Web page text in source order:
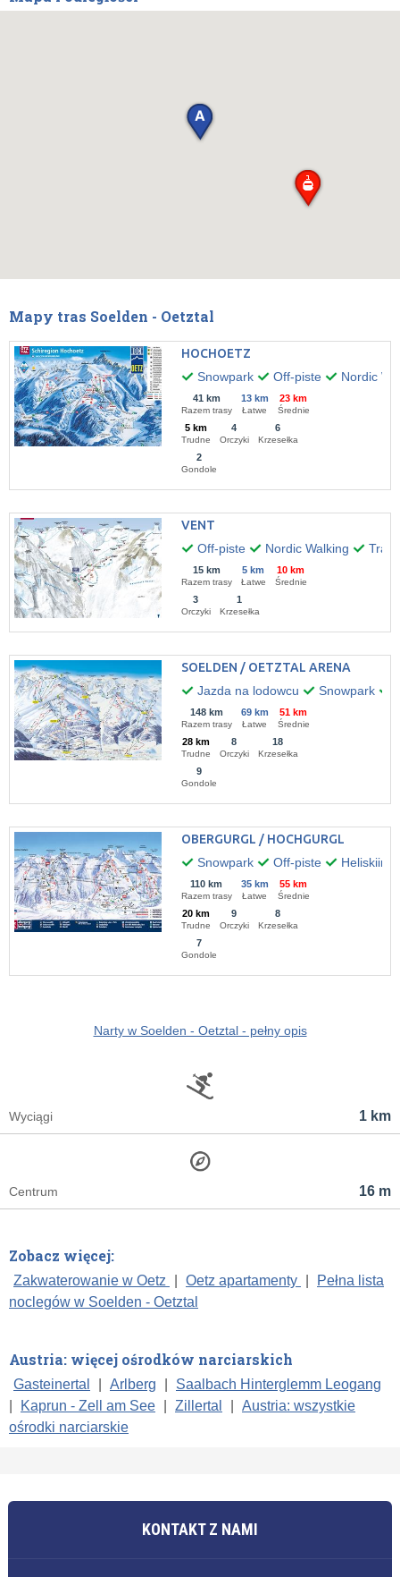
Mapy tras Soelden - Oetztal
HOCHOETZ
Snowpark
Off-piste Nordic
41 km
Razem trasy
13 km
Łatwe
23 km
Średnie
5 km
Trudne
4
Orczyki
6
Krzesełka
2
Gondole
VENT
Off-piste
Nordic Walking
15 km
Razem trasy
5 km
Łatwe
10 km
Średnie
3
Orczyki
1
Krzesełka
SOELDEN / OETZTAL ARENA
Jazda na lodowcu
Snowpark
148 km
Razem trasy
69 km
Łatwe
51 km
Średnie
28 km
Trudne
8
Orczyki
18
Krzesełka
9
Gondole
OBERGURGL / HOCHGURGL
Snowpark
Off-piste Heliskiing
110 km
Razem trasy
35 km
Łatwe
55 km
Średnie
20 km
Trudne
9
Orczyki
8
Krzesełka
7
Gondole
Narty w Soelden - Oetztal - pełny opis
1 km
Wyciągi
16 m
Centrum
Zobacz więcej:
Zakwaterowanie w Oetz Oetz apartamenty
Pełna lista
noclegów w Soelden - Oetztal
Austria: więcej ośrodków narciarskich
Gasteinertal Arlberg
Saalbach Hinterglemm Leogang
Kaprun - Zell am See Zillertal
Austria: wszystkie
ośrodki narciarskie
KONTAKT Z NAMI